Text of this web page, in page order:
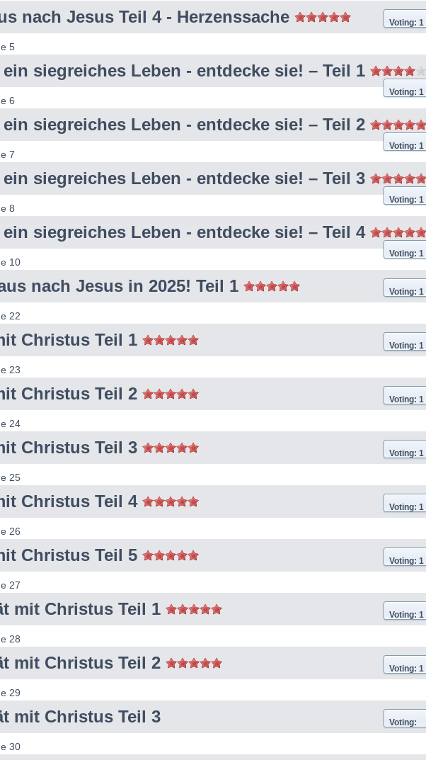
nach Jesus Teil 4 - Herzenssache Voting: 1
5
siegreiches Leben - entdecke sie! – Teil 1
Voting: 1
6
siegreiches Leben - entdecke sie! – Teil 2
Voting: 1
7
siegreiches Leben - entdecke sie! – Teil 3
Voting: 1
8
siegreiches Leben - entdecke sie! – Teil 4
Voting: 1
10
nach Jesus in 2025! Teil 1 Voting: 1
22
Christus Teil 1 Voting: 1
23
Christus Teil 2 Voting: 1
24
Christus Teil 3 Voting: 1
25
Christus Teil 4 Voting: 1
26
Christus Teil 5 Voting: 1
27
mit Christus Teil 1 Voting: 1
28
mit Christus Teil 2 Voting: 1
29
mit Christus Teil 3 Voting:
30